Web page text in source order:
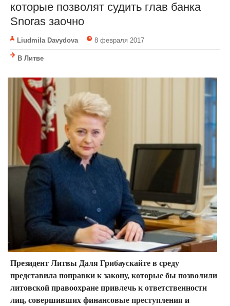
которые позволят судить глав банка
Snoras заочно
Liudmila Davydova 8 февраля 2017
В Литве
Президент Литвы Даля Грибаускайте в среду
представила поправки к закону, которые бы позволили
литовской правоохране привлечь к ответственности
лиц, совершивших финансовые преступления и